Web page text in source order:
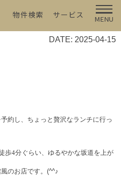
物件検索 サービス MENU
DATE: 2025-04-15
約し、ちょっと贅沢なランチに行っ
歩4分ぐらい、ゆるやかな坂道を上が
のお店です。(^^♪